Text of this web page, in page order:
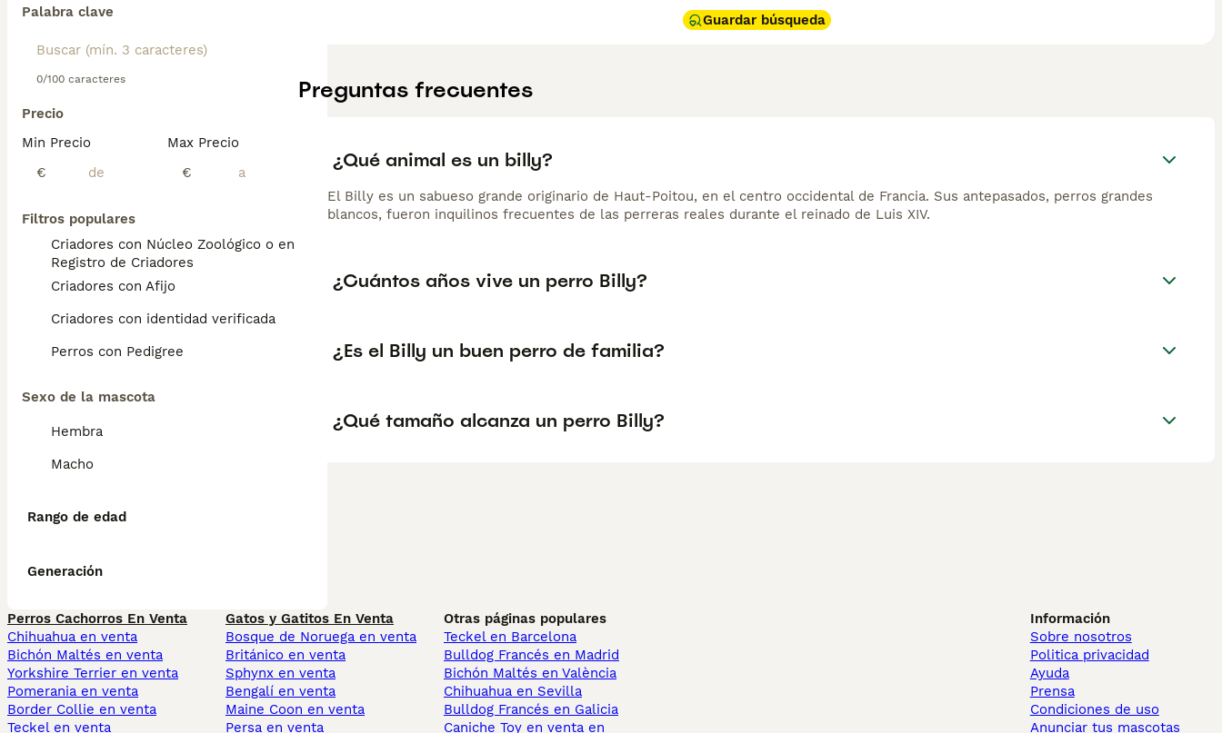
Palabra clave
0/100 caracteres
Precio
Min Precio
€
Max Precio
€
Filtros populares
Criadores con Núcleo Zoológico o en el
Registro de Criadores
Criadores con Afijo
Criadores con identidad verificada
Perros con Pedigree
Sexo de la mascota
Hembra
Macho
Rango de edad
Generación
Guardar búsqueda
Preguntas frecuentes
¿Qué animal es un billy?
El Billy es un sabueso grande originario de Haut-Poitou, en el centro occidental de Francia. Sus antepasados, perros grandes
blancos, fueron inquilinos frecuentes de las perreras reales durante el reinado de Luis XIV.
¿Cuántos años vive un perro Billy?
¿Es el Billy un buen perro de familia?
¿Qué tamaño alcanza un perro Billy?
Perros Cachorros En Venta
Chihuahua en venta
Bichón Maltés en venta
Yorkshire Terrier en venta
Pomerania en venta
Border Collie en venta
Teckel en venta
Gatos y Gatitos En Venta
Bosque de Noruega en venta
Británico en venta
Sphynx en venta
Bengalí en venta
Maine Coon en venta
Persa en venta
Otras páginas populares
Teckel en Barcelona
Bulldog Francés en Madrid
Bichón Maltés en València
Chihuahua en Sevilla
Bulldog Francés en Galicia
Caniche Toy en venta en
Información
Sobre nosotros
Politica privacidad
Ayuda
Prensa
Condiciones de uso
Anunciar tus mascotas